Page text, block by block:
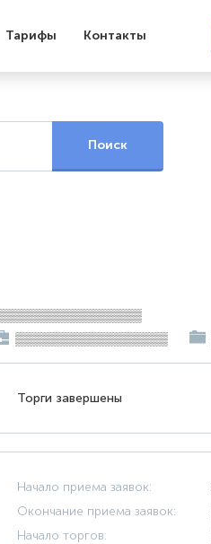
Тарифы Контакты
▒▒▒▒▒▒▒▒▒▒▒▒▒▒▒▒▒
Торги завершены
Начало приема заявок:
Окончание приема заявок:
Начало торгов: